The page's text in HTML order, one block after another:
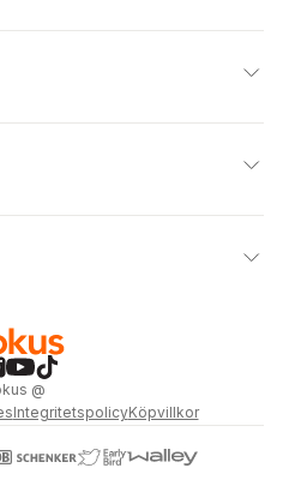
@
IntegritetspolicyKöpvillkor